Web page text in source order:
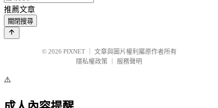
推薦文章
關閉搜尋
© 2026 PIXNET
文章與圖片權利屬原作者所有
隱私權政策
服務聲明
⚠️